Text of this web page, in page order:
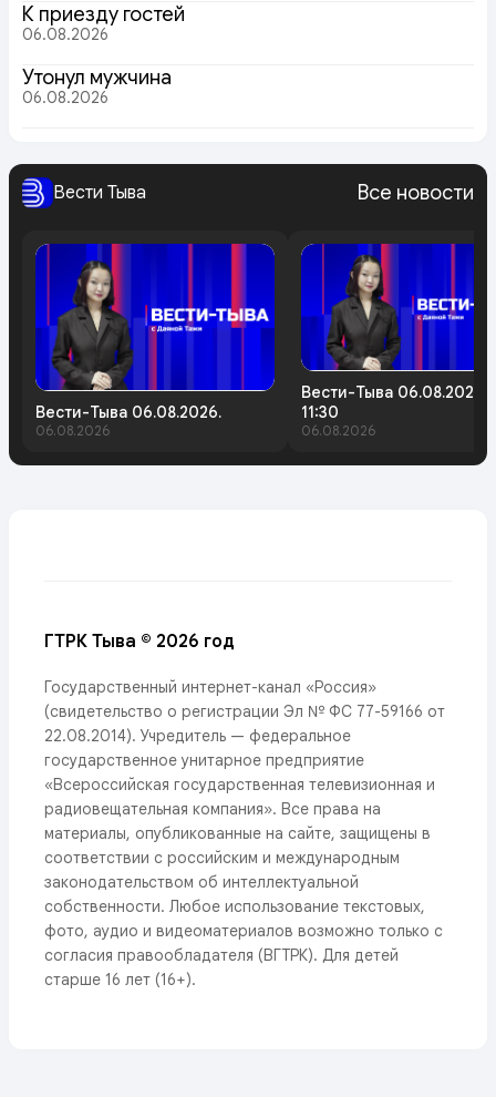
К приезду гостей
06.08.2026
Утонул мужчина
06.08.2026
Вести Тыва Все новости
Вести-Тыва 06.08.2026.
06.08.2026
Вести-Тыва 06.08.2026.
11:30
06.08.2026
ГТРК Тыва © 2026 год
Государственный интернет-канал «Россия»
(свидетельство о регистрации Эл № ФС 77-59166 от
22.08.2014). Учредитель — федеральное
государственное унитарное предприятие
«Всероссийская государственная телевизионная и
радиовещательная компания». Все права на
материалы, опубликованные на сайте, защищены в
соответствии с российским и международным
законодательством об интеллектуальной
собственности. Любое использование текстовых,
фото, аудио и видеоматериалов возможно только с
согласия правообладателя (ВГТРК). Для детей
старше 16 лет (16+).